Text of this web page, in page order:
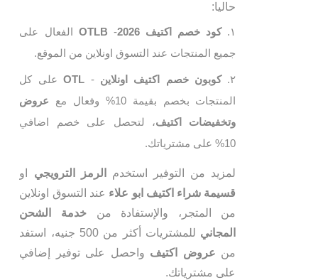
حاليا:
كود خصم اكتيف 2026 -
OTLB الفعال على
جميع المنتجات عند التسوق اونلاين من الموقع.
كوبون خصم اكتيف اونلاين -
OTLعلى كل
المنتجات بخصم بقيمة 10% وفعال مع
عروض
وتخفيضات اكتيف، لتحصل على خصم اضافي
10% على مشترياتك.
لمزيد من التوفير استخدم الرمز الترويجي او
قسيمة شراء اكتيف ابو علاء عند التسوق اونلاين
من المتجر، والإستفادة من خدمة الشحن
المجاني
للمشتريات أكثر من 500 جنيه، استفد
من عروض اكتيف واحصل على توفير إضافي
على مشترياتك.